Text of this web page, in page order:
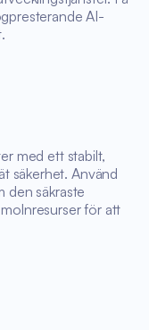
AI-
med ett stabilt,
säkerhet. Använd
den säkraste
för att